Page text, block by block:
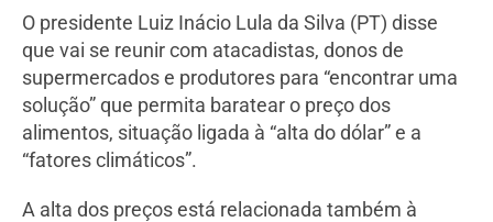
O presidente Luiz Inácio Lula da Silva (PT) disse
que vai se reunir com atacadistas, donos de
supermercados e produtores para “encontrar uma
solução” que permita baratear o preço dos
alimentos, situação ligada à “alta do dólar” e a
“fatores climáticos”.
A alta dos preços está relacionada também à